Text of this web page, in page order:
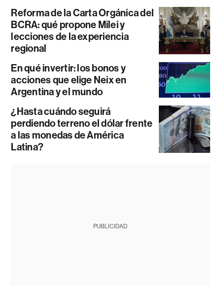
Reforma de la Carta Orgánica del
BCRA: qué propone Milei y
lecciones de la experiencia
regional
En qué invertir: los bonos y
acciones que elige Neix en
Argentina y el mundo
¿Hasta cuándo seguirá
perdiendo terreno el dólar frente
a las monedas de América
Latina?
PUBLICIDAD